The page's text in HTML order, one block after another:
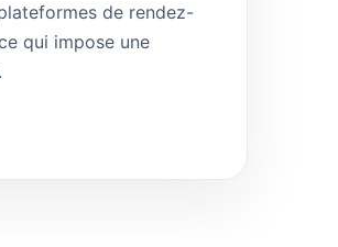
de rendez-
qui impose une